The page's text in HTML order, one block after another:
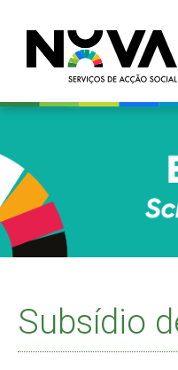
Subsídio